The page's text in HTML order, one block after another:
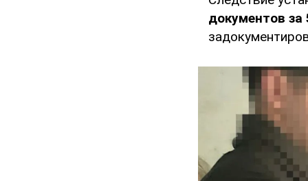
документов